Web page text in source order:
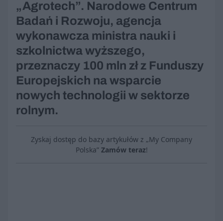
„Agrotech”. Narodowe Centrum
Badań i Rozwoju, agencja
wykonawcza ministra nauki i
szkolnictwa wyższego,
przeznaczy 100 mln zł z Funduszy
Europejskich na wsparcie
nowych technologii w sektorze
rolnym.
Zyskaj dostęp do bazy artykułów z „My Company
Polska” Zamów teraz!